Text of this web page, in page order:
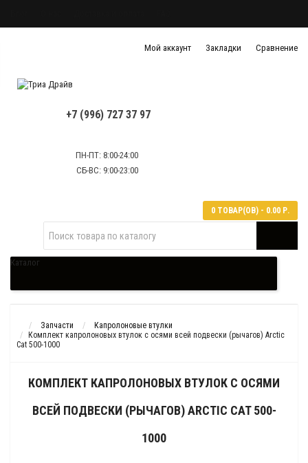
Мой аккаунт Закладки Сравнение
+7 (996) 727 37 97
ПН-ПТ: 8:00-24:00
СБ-ВС: 9:00-23:00
0 ТОВАР(ОВ) - 0.00 Р.
Каталог
Запчасти
Капролоновые втулки
Комплект капролоновых втулок с осями всей подвески (рычагов) Arctic
Cat 500-1000
КОМПЛЕКТ КАПРОЛОНОВЫХ ВТУЛОК С ОСЯМИ
ВСЕЙ ПОДВЕСКИ (РЫЧАГОВ) ARCTIC CAT 500-
1000